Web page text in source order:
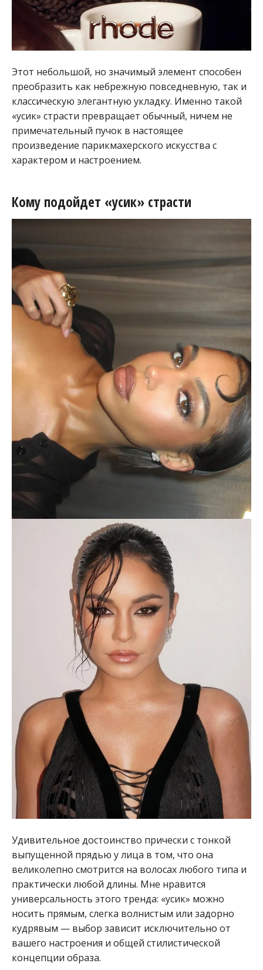
Этот небольшой, но значимый элемент способен
преобразить как небрежную повседневную, так и
классическую элегантную укладку. Именно такой
«усик» страсти превращает обычный, ничем не
примечательный пучок в настоящее
произведение парикмахерского искусства с
характером и настроением.
Кому подойдет «усик» страсти
Удивительное достоинство прически с тонкой
выпущенной прядью у лица в том, что она
великолепно смотрится на волосах любого типа и
практически любой длины. Мне нравится
универсальность этого тренда: «усик» можно
носить прямым, слегка волнистым или задорно
кудрявым — выбор зависит исключительно от
вашего настроения и общей стилистической
концепции образа.